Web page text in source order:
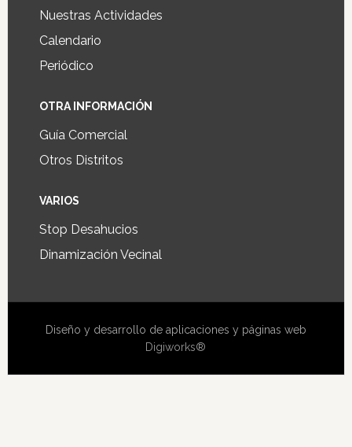
Nuestras Actividades
Calendario
Periódico
OTRA INFORMACIÓN
Guía Comercial
Otros Distritos
VARIOS
Stop Desahucios
Dinamización Vecinal
Diseño y desarrollo de aplicaciones y páginas web
Digiworks®